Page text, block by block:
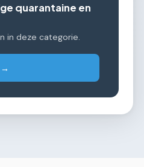
quarantaine en
in deze categorie.